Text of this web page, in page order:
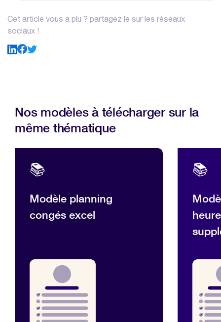
Cet article vous a plu ? partagez le sur les réseaux
sociaux !
Nos modèles à télécharger sur la
même thématique
📚
Modèle planning
congés excel
📚